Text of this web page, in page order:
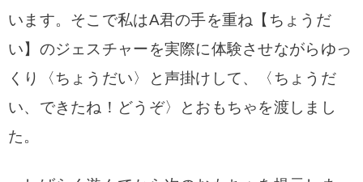
います。そこで私はA君の手を重ね【ちょうだ
い】のジェスチャーを実際に体験させながらゆっ
くり〈ちょうだい〉と声掛けして、〈ちょうだ
い、できたね！どうぞ〉とおもちゃを渡しまし
た。